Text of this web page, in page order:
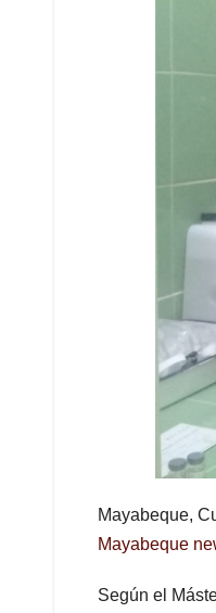
Mayabeque,
Mayabeque
Según el